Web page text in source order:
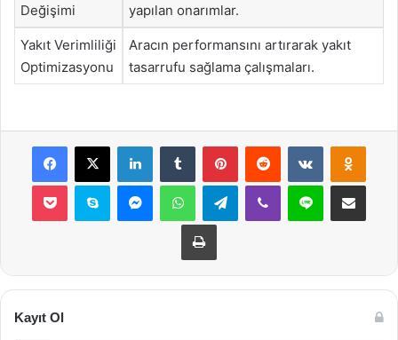
Değişimi
yapılan onarımlar.
Yakıt Verimliliği
Optimizasyonu
Aracın performansını artırarak yakıt
tasarrufu sağlama çalışmaları.
Facebook
X LinkedInTumblr PinterestReddit VKontakte
Pocket Skype MessengerWhatsAppTelegramViber Line E-Posta ile
Yazdır
Kayıt Ol